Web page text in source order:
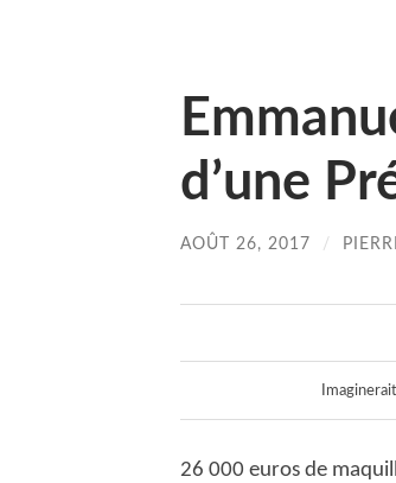
d’une
AOÛT 26, 2017 /
26 000 euros de